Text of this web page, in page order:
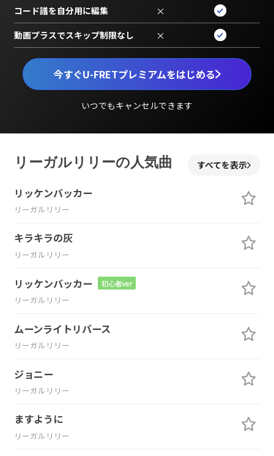
今すぐU-FRETプレミアムをはじめる
いつでもキャンセルできます
コード譜を自分用に編集 ×
動画プラスでスキップ制限なし ×
リーガルリリーの人気曲 すべてを表示
リッケンバッカー
リーガルリリー
キラキラの灰
リーガルリリー
リッケンバッカー 初心者ver
リーガルリリー
ムーンライトリバース
リーガルリリー
ジョニー
リーガルリリー
ますように
リーガルリリー